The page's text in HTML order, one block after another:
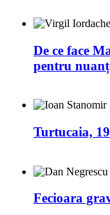
De ce face
pentru
Turtucaia,
Fecioara